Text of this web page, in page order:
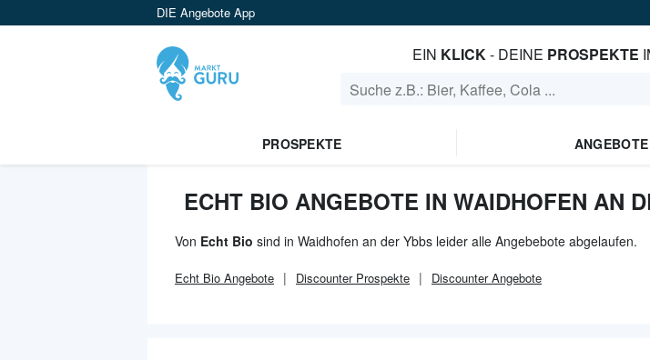
DIE Angebote App
EIN KLICK- DEINE PROSPEKTE
PROSPEKTE ANGEBOTE
ECHT BIO ANGEBOTE IN WAIDHOFEN AN
Von Echt Bio sind in Waidhofen an der Ybbs leider alle Angebebote abgelaufen.
Echt Bio Angebote DiscounterProspekte DiscounterAngebote